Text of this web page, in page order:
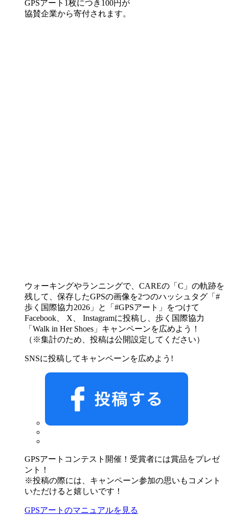
GPSアート1枚につき100円が
協賛企業から寄付されます。
ウォーキングやランニングで、CAREの「C」の軌跡を
残して、保存したGPSの画像を2つのハッシュタグ「 #
歩く国際協力2026 」と「 #GPSアート 」をつけて
Facebook、 X、 Instagramに投稿し、歩く国際協力
「Walk in Her Shoes」キャンペーンを広めよう！
（※集計のため、投稿は公開設定してください）
SNSに投稿してキャンペーンを広めよう!
GPSアートコンテスト開催！受賞者には賞品をプレゼ
ント！
※投稿の際には、キャンペーン参加の思いもコメント
いただけると嬉しいです！
GPSアートのマニュアルを見る